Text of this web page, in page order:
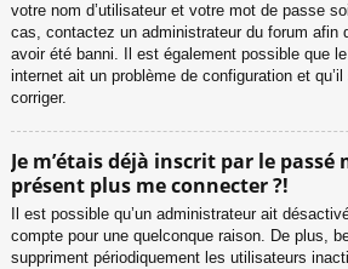
votre nom d’utilisateur et votre mot de passe
cas, contactez un administrateur du forum afin
avoir été banni. Il est également possible que
internet ait un problème de configuration et
corriger.
Je m’étais déjà inscrit par le passé
présent plus me connecter ?!
Il est possible qu’un administrateur ait
compte pour une quelconque raison. De plus,
suppriment périodiquement les utilisateurs